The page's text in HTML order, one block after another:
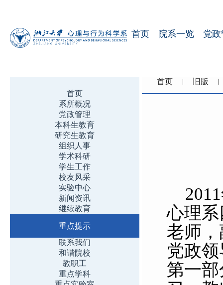
首页 院系一览 党
首页
系所概况
党政管理
本科生教育
研究生教育
组织人事
学术科研
学生工作
校友风采
实验中心
新闻资讯
继续教育
重点提示
联系我们
和谐院校
教职工
重点学科
首页 旧版
2011
心理
老师
党政
第一